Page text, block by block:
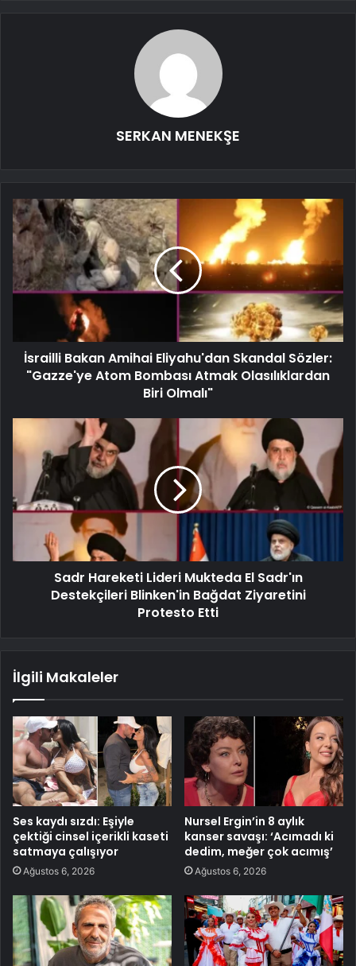
SERKAN MENEKŞE
İsrailli Bakan Amihai Eliyahu'dan Skandal Sözler:
"Gazze'ye Atom Bombası Atmak Olasılıklardan
Biri Olmalı"
Sadr Hareketi Lideri Mukteda El Sadr'ın
Destekçileri Blinken'in Bağdat Ziyaretini
Protesto Etti
İlgili Makaleler
Ses kaydı sızdı: Eşiyle
çektiği cinsel içerikli kaseti
satmaya çalışıyor
Ağustos 6, 2026
Nursel Ergin’in 8 aylık
kanser savaşı: ‘Acımadı ki
dedim, meğer çok acımış’
Ağustos 6, 2026